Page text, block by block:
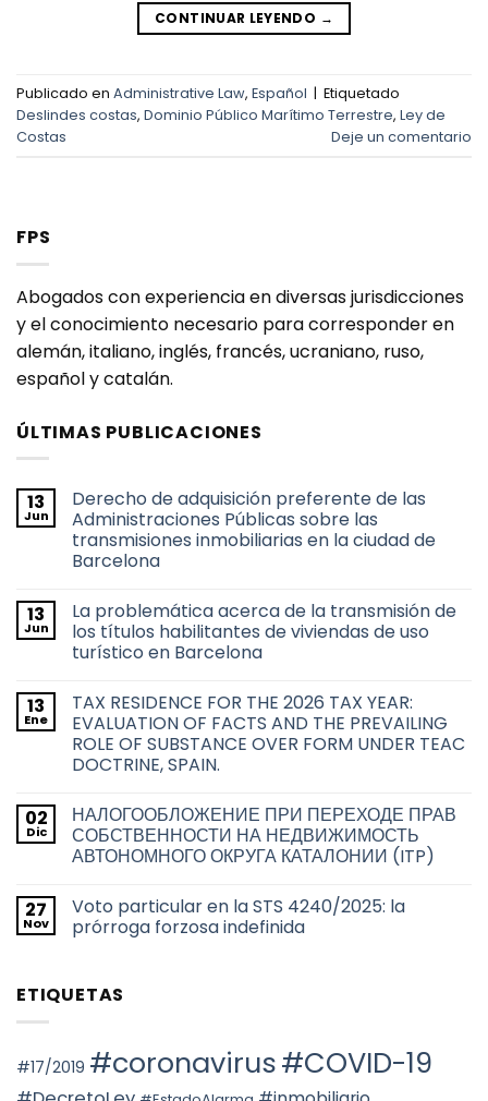
CONTINUAR LEYENDO →
Publicado en Administrative Law, Español | Etiquetado
Deslindes costas, Dominio Público Marítimo Terrestre, Ley de
Costas
Deje un comentario
FPS
Abogados con experiencia en diversas jurisdicciones
y el conocimiento necesario para corresponder en
alemán, italiano, inglés, francés, ucraniano, ruso,
español y catalán.
ÚLTIMAS PUBLICACIONES
13
Jun
Derecho de adquisición preferente de las
Administraciones Públicas sobre las
transmisiones inmobiliarias en la ciudad de
Barcelona
comentarios
en
Derecho
de
de
las
Administraciones
Públicas
sobre
las
en
la
ciudad
de
Barcelona
13
Jun
La problemática acerca de la transmisión de
los títulos habilitantes de viviendas de uso
turístico en Barcelona
comentarios
en
La
problemática
acerca
de
de
los
títulos
habilitantes
de
uso
turístico
en
13
Ene
TAX RESIDENCE FOR THE 2026 TAX YEAR:
EVALUATION OF FACTS AND THE PREVAILING
ROLE OF SUBSTANCE OVER FORM UNDER TEAC
DOCTRINE, SPAIN.
comentarios
en
TAX
RESIDENCE
2026
TAX
YEAR:
EVALUATION
AND
THE
SUBSTANCE
OVER
02
Dic
НАЛОГООБЛОЖЕНИЕ ПРИ ПЕРЕХОДЕ ПРАВ
СОБСТВЕННОСТИ НА НЕДВИЖИМОСТЬ
АВТОНОМНОГО ОКРУГА КАТАЛОНИИ (ITP)
comentarios
en
НАЛОГООБЛОЖЕНИЕ
СОБСТВЕННОСТИ
НА
ОКРУГА
КАТАЛОНИИ
(ITP)
27
Nov
Voto particular en la STS 4240/2025: la
prórroga forzosa indefinida
en
Voto
STS
4240/2025:
la
ETIQUETAS
#17/2019 #coronavirus#COVID-19